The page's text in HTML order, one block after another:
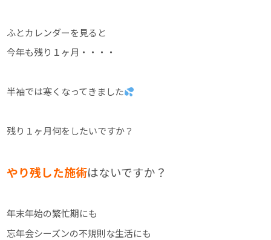
ふとカレンダーを見ると
今年も残り１ヶ月・・・・
半袖では寒くなってきました
残り１ヶ月何をしたいですか？
やり残した施術はないですか？
年末年始の繁忙期にも
忘年会シーズンの不規則な生活にも